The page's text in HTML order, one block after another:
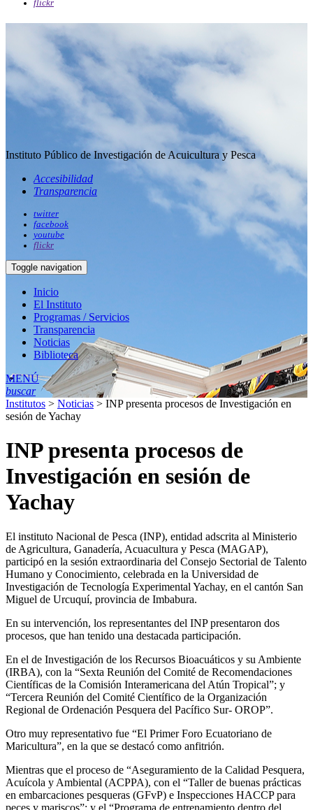
flickr
Instituto Público de Investigación de Acuicultura y Pesca
Accesibilidad
Transparencia
twitter
facebook
youtube
flickr
Toggle navigation
Inicio
El Instituto
Programas / Servicios
Transparencia
Noticias
Biblioteca
MENÚ
buscar
Institutos > Noticias > INP presenta procesos de Investigación en
sesión de Yachay
INP presenta procesos de
Investigación en sesión de
Yachay
El instituto Nacional de Pesca (INP), entidad adscrita al Ministerio
de Agricultura, Ganadería, Acuacultura y Pesca (MAGAP),
participó en la sesión extraordinaria del Consejo Sectorial de Talento
Humano y Conocimiento, celebrada en la Universidad de
Investigación de Tecnología Experimental Yachay, en el cantón San
Miguel de Urcuquí, provincia de Imbabura.
En su intervención, los representantes del INP presentaron dos
procesos, que han tenido una destacada participación.
En el de Investigación de los Recursos Bioacuáticos y su Ambiente
(IRBA), con la “Sexta Reunión del Comité de Recomendaciones
Científicas de la Comisión Interamericana del Atún Tropical”; y
“Tercera Reunión del Comité Científico de la Organización
Regional de Ordenación Pesquera del Pacífico Sur- OROP”.
Otro muy representativo fue “El Primer Foro Ecuatoriano de
Maricultura”, en la que se destacó como anfitrión.
Mientras que el proceso de “Aseguramiento de la Calidad Pesquera,
Acuícola y Ambiental (ACPPA), con el “Taller de buenas prácticas
en embarcaciones pesqueras (GFvP) e Inspecciones HACCP para
peces y mariscos”; y el “Programa de entrenamiento dentro del